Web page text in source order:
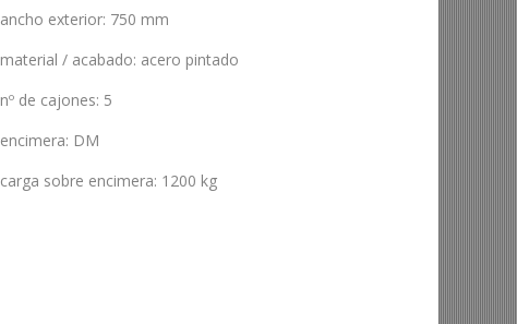
ancho exterior: 750 mm
material / acabado: acero pintado
nº de cajones: 5
encimera: DM
carga sobre encimera: 1200 kg